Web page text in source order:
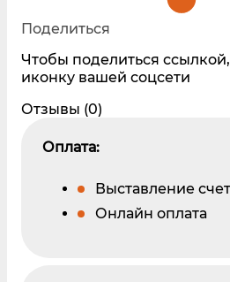
Поделиться
Чтобы поделиться
иконку вашей соцсети
Отзывы (0)
Оплата:
Выставление
Онлайн оплата